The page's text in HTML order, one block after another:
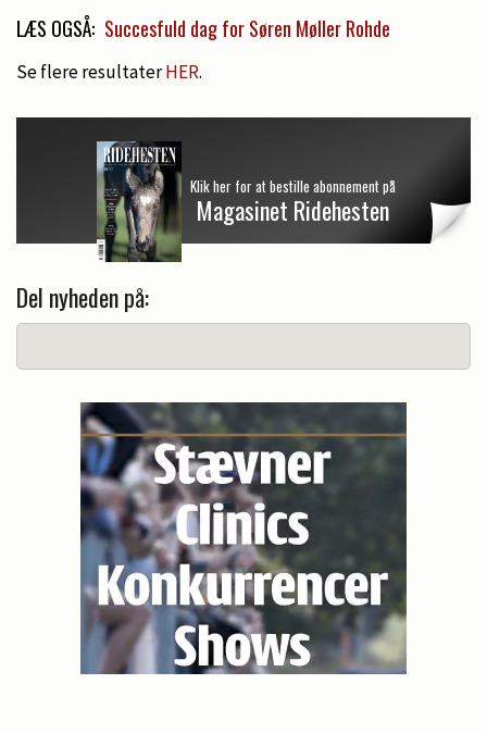
LÆS OGSÅ: Succesfuld dag for Søren Møller Rohde
Se flere resultaterHER.
Klik her for at bestille abonnement på
Magasinet Ridehesten
Del nyheden på: